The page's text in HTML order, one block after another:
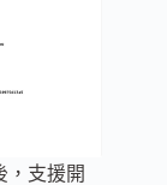
，支援開